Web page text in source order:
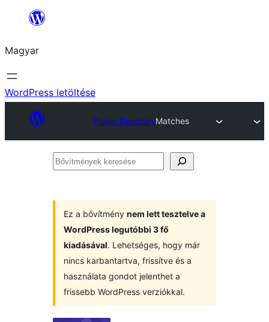
Ugrás
tartalomhoz
Magyar
WordPress letöltése
Plugin DirectoryMatches
Bővítmények
Ez a bővítmény nem lett tesztelve a
WordPress legutóbbi 3 fő
kiadásával. Lehetséges, hogy már
nincs karbantartva, frissítve és a
használata gondot jelenthet a
frissebb WordPress verziókkal.